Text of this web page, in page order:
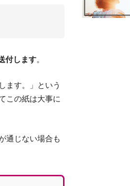
パリ生活４年】住んでみ
あふれるフランスの教育
付します。
ます。」という
この紙は大事に
通じない場合も